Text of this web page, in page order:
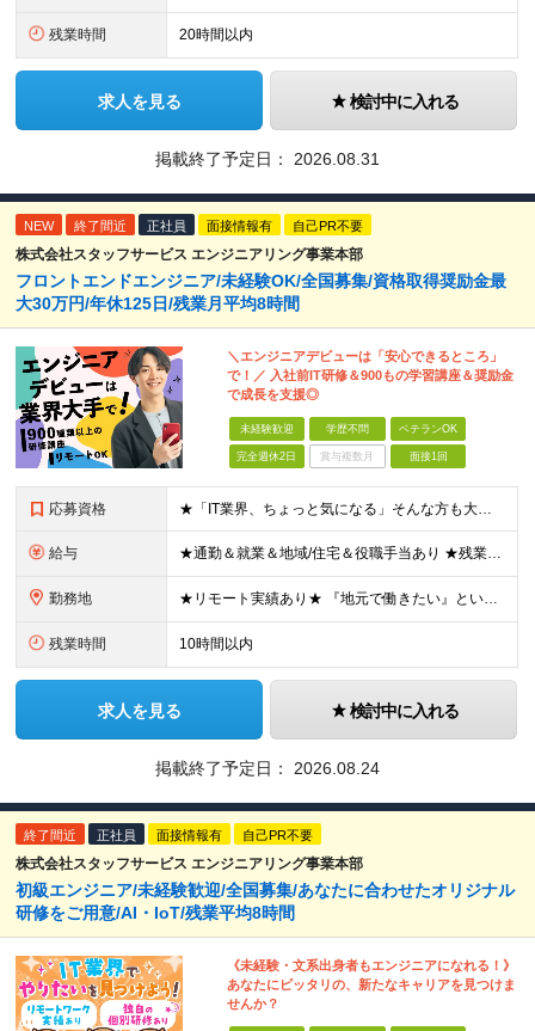
残業時間 20時間以内
求人を見る 検討中に入れる
掲載終了予定日： 2026.08.31
NEW 終了間近 正社員 面接情報有 自己PR不要
株式会社スタッフサービス エンジニアリング事業本部
フロントエンドエンジニア/未経験OK/全国募集/資格取得奨励金最
大30万円/年休125日/残業月平均8時間
＼エンジニアデビューは「安心できるところ」
で！／ 入社前IT研修＆900もの学習講座＆奨励金
で成長を支援◎
未経験歓迎 学歴不問 ベテランOK
完全週休2日 賞与複数月 面接1回
応募資格 ★「IT業界、ちょっと気になる」そんな方も大歓迎！ ■学歴不問 ■未経験・第二新卒歓迎 ■知識・経験はこれから身につけていければOK！ □■ステップアップ■□ 社内システム開発やインフラ構築などジャ
給与 ★通勤＆就業＆地域/住宅＆役職手当あり ★残業代は全額支給 ★選べる給与制度あり！ ■東京・神奈川・千葉・埼玉勤務の場合 月給24.5万円～55万円＋諸手当 （残業代は全額支給） (20,000円の
勤務地 ★リモート実績あり★ 『地元で働きたい』という希望に、業界トップクラス約7,000件の取引事業所数、90,000件以上のプロジェクトから検討をいたします。 全国の取引先での就業となります（沖縄を除
残業時間 10時間以内
求人を見る 検討中に入れる
掲載終了予定日： 2026.08.24
終了間近 正社員 面接情報有 自己PR不要
株式会社スタッフサービス エンジニアリング事業本部
初級エンジニア/未経験歓迎/全国募集/あなたに合わせたオリジナル
研修をご用意/AI・IoT/残業平均8時間
《未経験・文系出身者もエンジニアになれる！》
あなたにピッタリの、新たなキャリアを見つけま
せんか？